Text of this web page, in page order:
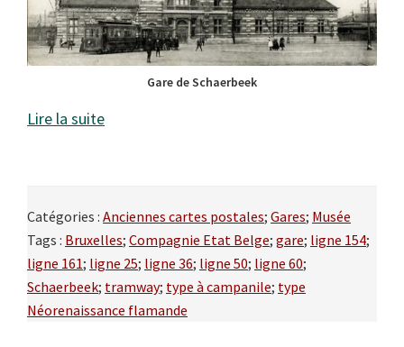
Gare de Schaerbeek
Lire la suite
Catégories : Anciennes cartes postales; Gares; Musée
Tags : Bruxelles; Compagnie Etat Belge; gare; ligne 154;
ligne 161; ligne 25; ligne 36; ligne 50; ligne 60;
Schaerbeek; tramway; type à campanile; type
Néorenaissance flamande